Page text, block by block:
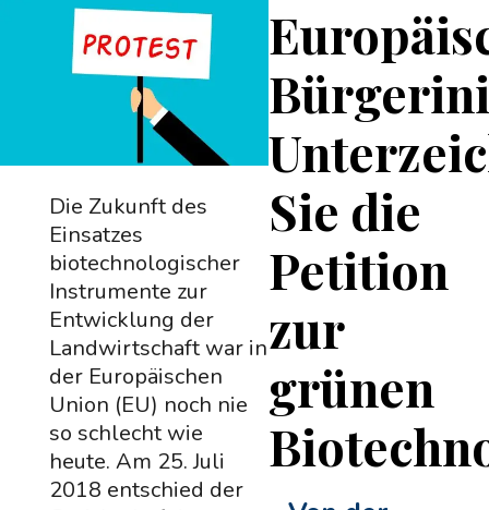
Sie die
Petition
zur
grünen
Die Zukunft des
Einsatzes
biotechnologischer
Instrumente zur
Entwicklung der
Landwirtschaft war in
der Europäischen
Union (EU) noch nie
so schlecht wie
heute. Am 25. Juli
2018 entschied der